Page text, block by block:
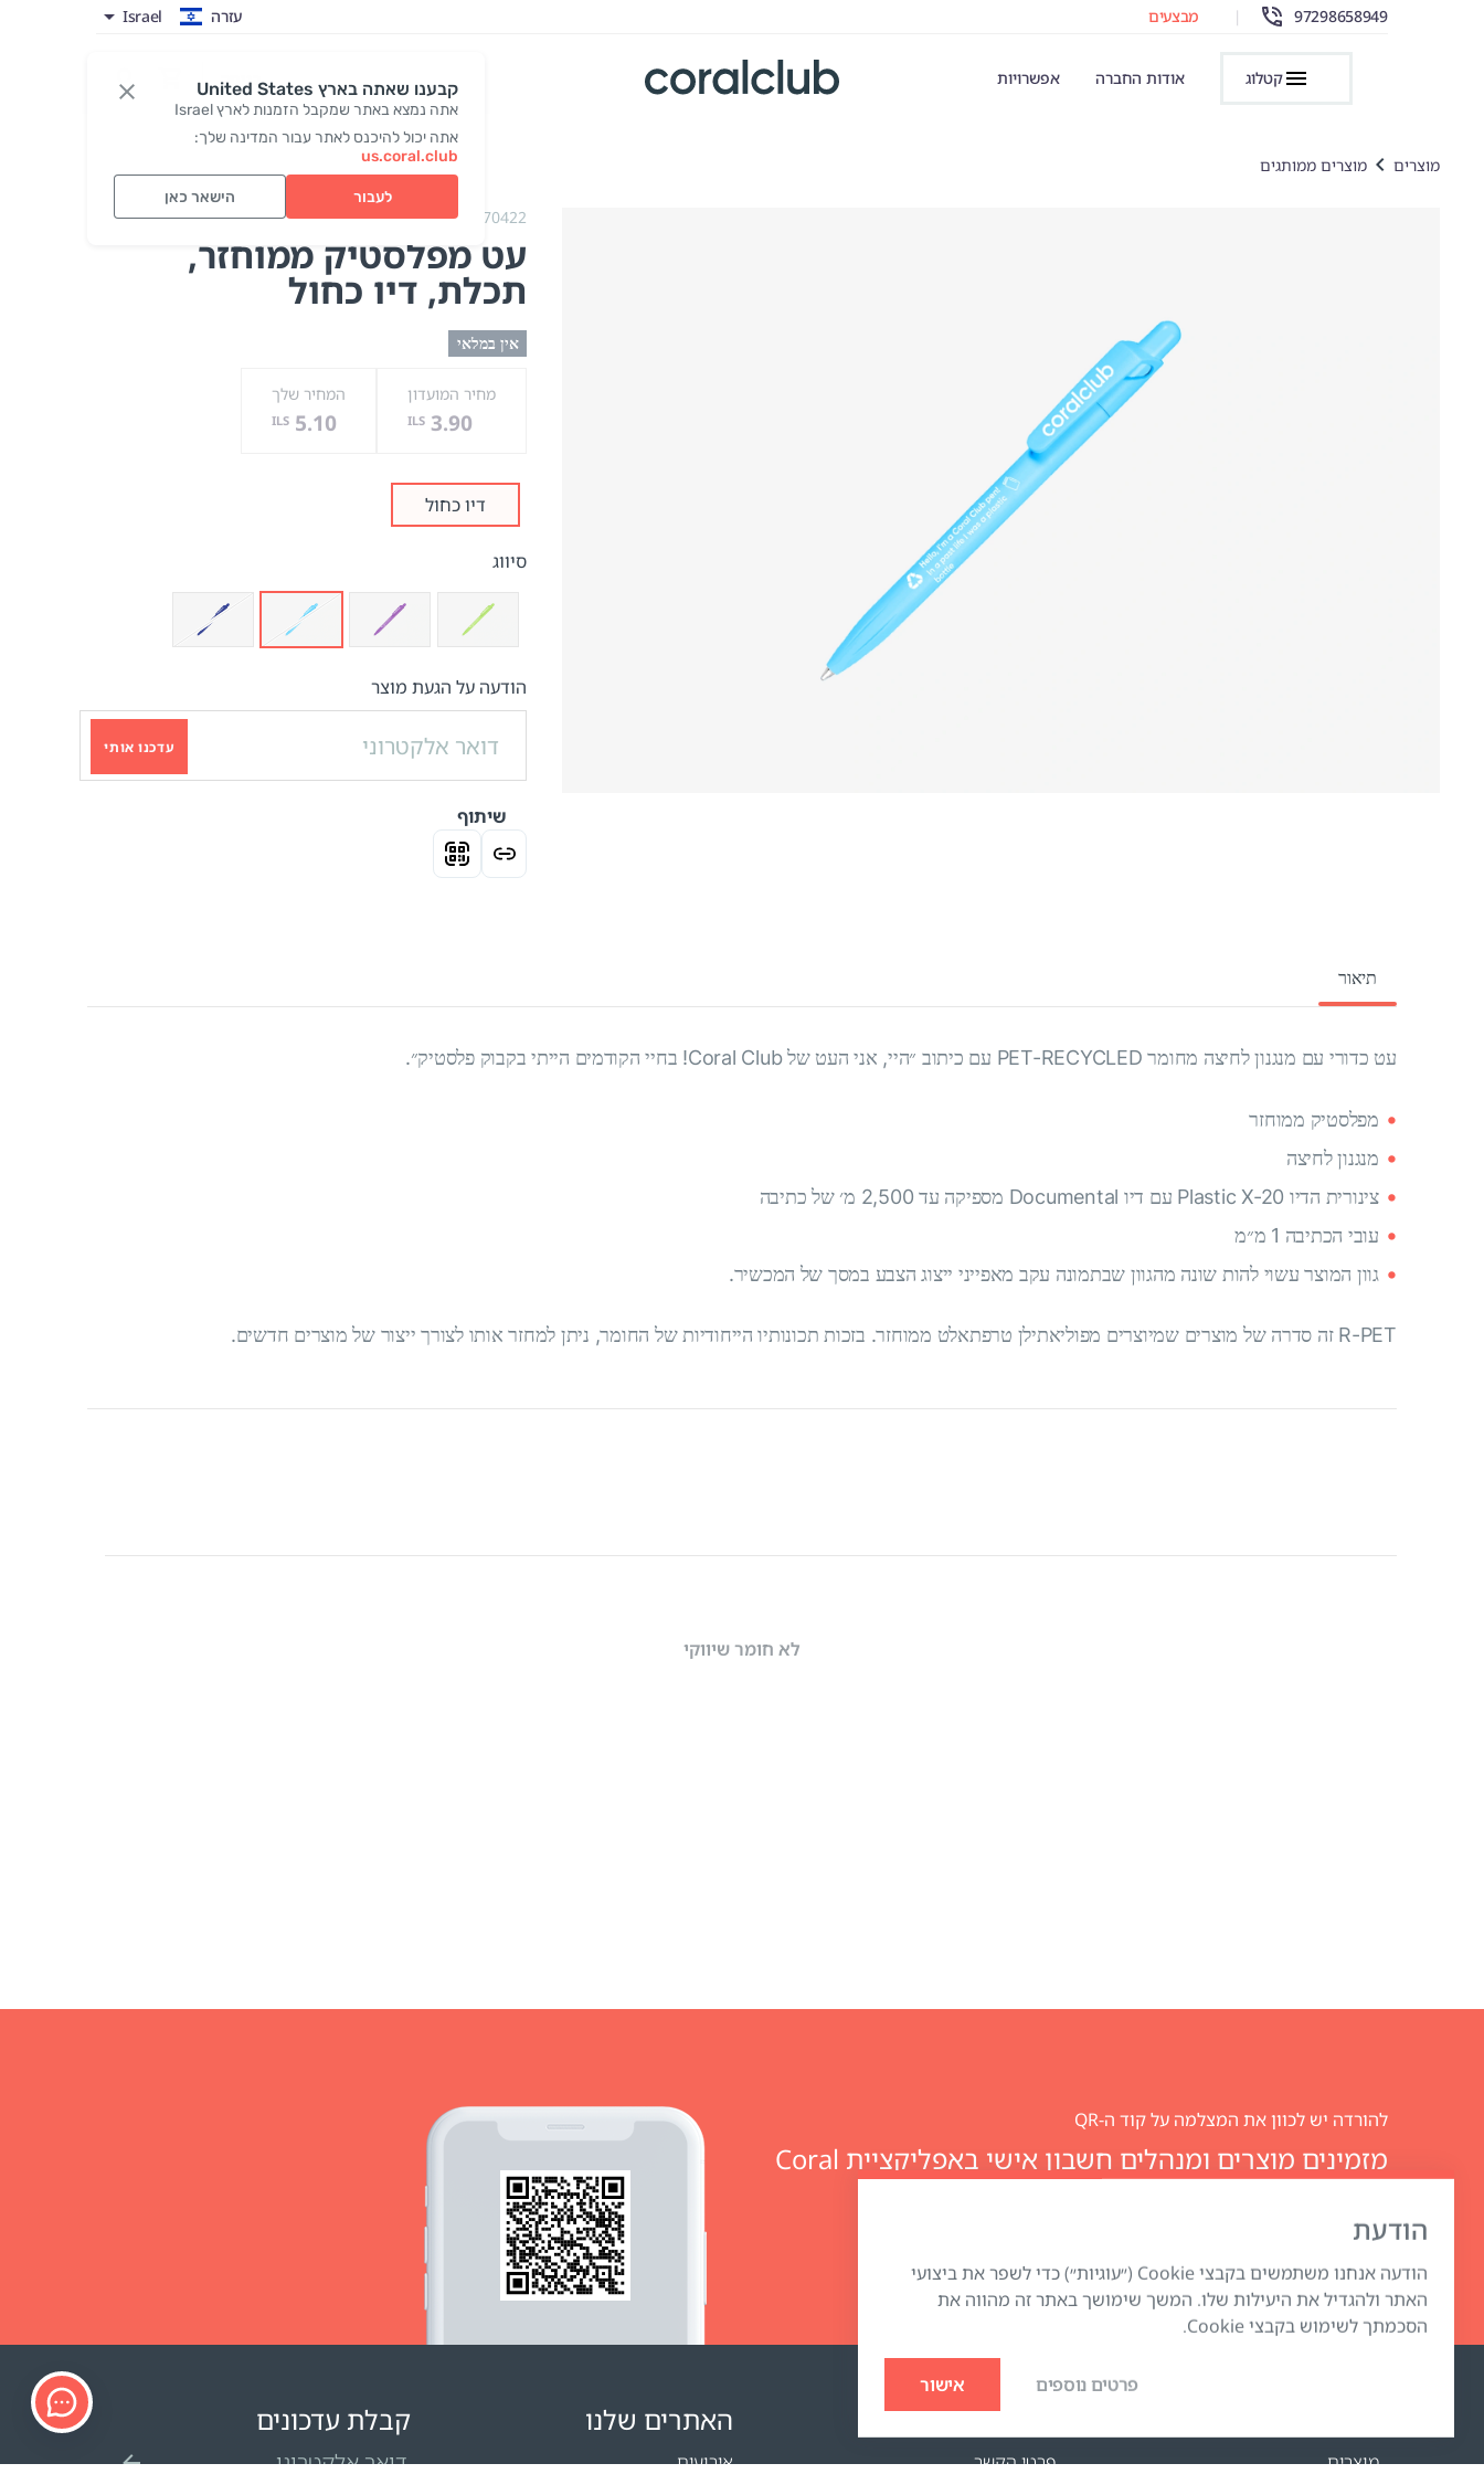
קבענו שאתה בארץ United States
אתה נמצא באתר שמקבל הזמנות לארץ Israel
אתה יכול להיכנס לאתר עבור המדינה שלך:
us.coral.club
לעבור הישאר כאן
97298658949
| מבצעים עזרה Israel
קטלוג אודות החברה אפשרויות כניסה
מוצרים מוצרים ממותגים
#70422,
Pen PET-RECYCLED
עט מפלסטיק ממוחזר,
תכלת, דיו כחול
אין במלאי
מחיר המועדון
3.90
ILS
המחיר שלך
5.10
ILS
דיו כחול
סיווג
הודעה על הגעת מוצר
עדכנו אותי
שיתוף
תיאור
עט כדורי עם מנגנון לחיצה מחומר PET-RECYCLED עם כיתוב ״היי, אני העט של Coral Club! בחיי הקודמים הייתי בקבוק פלסטיק״.
מפלסטיק ממוחזר
מנגנון לחיצה
צינורית הדיו Plastic X-20 עם דיו Documental מספיקה עד 2,500 מ׳ של כתיבה
עובי הכתיבה 1 מ״מ
גוון המוצר עשוי להות שונה מהגוון שבתמונה עקב מאפייני ייצוג הצבע במסך של המכשיר.
R-PET זה סדרה של מוצרים שמיוצרים מפוליאתילן טרפתאלט ממוחזר. בזכות תכונותיו הייחודיות של החומר, ניתן למחזר אותו לצורך ייצור של מוצרים חדשים.
לא חומר שיווקי
הודעת
הודעה אנחנו משתמשים בקבצי Cookie (״עוגיות״) כדי לשפר את ביצועי
האתר ולהגדיל את היעילות שלו. המשך שימושך באתר זה מהווה את
הסכמתך לשימוש בקבצי Cookie.
פרטים נוספים אישור
להורדה יש לכוון את המצלמה על קוד ה-QR
מזמינים מוצרים ומנהלים חשבון אישי באפליקציית Coral
מוצרים
תמיכה
פרטי הקשר
האתרים שלנו
אירועים
קבלת עדכונים